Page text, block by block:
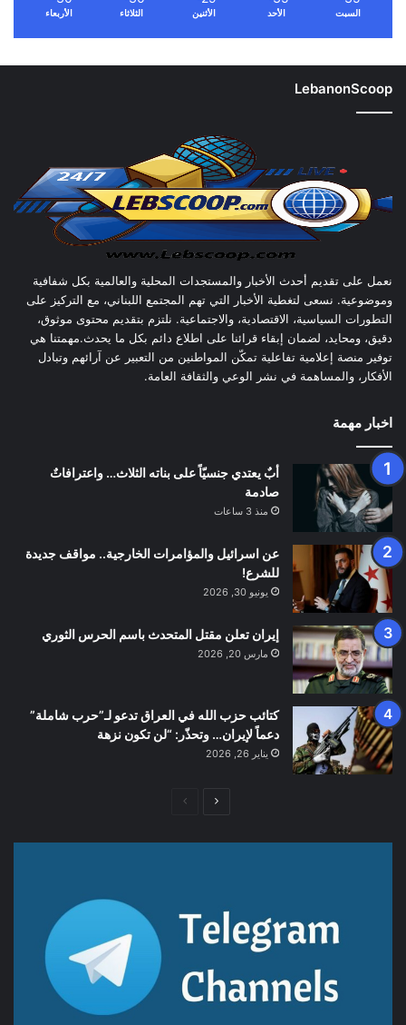
السبت الأحد الأثنين الثلاثاء الأربعاء
LebanonScoop
نعمل على تقديم أحدث الأخبار والمستجدات المحلية والعالمية بكل شفافية
وموضوعية. نسعى لتغطية الأخبار التي تهم المجتمع اللبناني، مع التركيز على
التطورات السياسية، الاقتصادية، والاجتماعية. نلتزم بتقديم محتوى موثوق،
دقيق، ومحايد، لضمان إبقاء قرائنا على اطلاع دائم بكل ما يحدث.مهمتنا هي
توفير منصة إعلامية تفاعلية تمكّن المواطنين من التعبير عن آرائهم وتبادل
الأفكار، والمساهمة في نشر الوعي والثقافة العامة.
اخبار مهمة
أبٌ يعتدي جنسيّاً على بناته الثلاث… واعترافاتٌ
صادمة
منذ 3 ساعات
عن اسرائيل والمؤامرات الخارجية.. مواقف جديدة
للشرع!
يونيو 30, 2026
إيران تعلن مقتل المتحدث باسم الحرس الثوري
مارس 20, 2026
كتائب حزب الله في العراق تدعو لـ”حرب شاملة”
دعماً لإيران… وتحذّر: “لن تكون نزهة
يناير 26, 2026
الصفحة